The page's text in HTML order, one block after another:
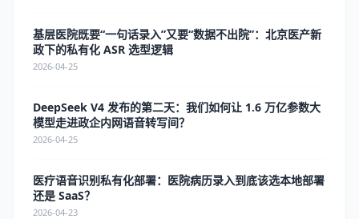
基层医院既要“一句话录入”又要“数据不出院”：北京医产新
政下的私有化 ASR 选型逻辑
2026-04-25
DeepSeek V4 发布的第二天：我们如何让 1.6 万亿参数大
模型走进政企内网语音转写间？
2026-04-25
医疗语音识别私有化部署：医院病历录入到底该选本地部署
还是 SaaS？
2026-04-23